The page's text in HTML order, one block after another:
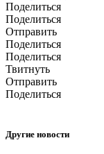
Поделиться
Поделиться
Отправить
Поделиться
Поделиться
Твитнуть
Отправить
Поделиться
Другие новости